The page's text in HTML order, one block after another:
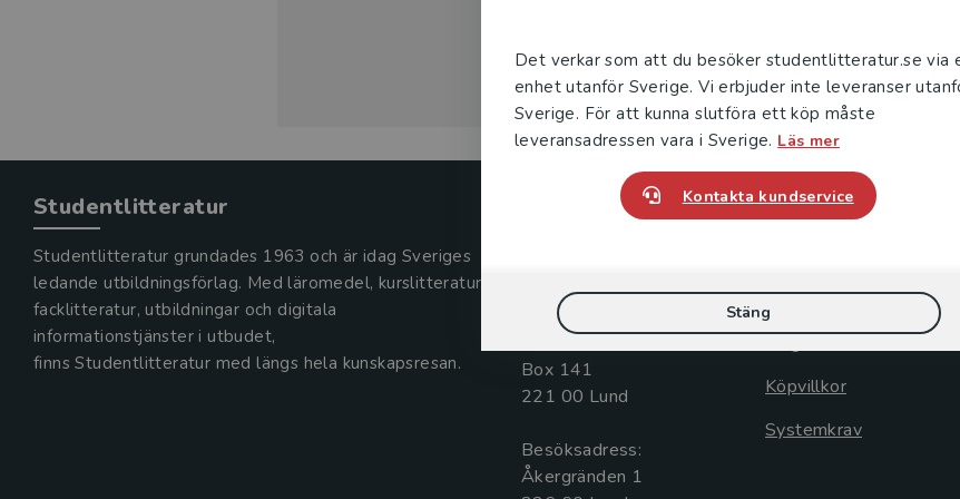
Det verkar som att du besöker studentlitteratur.se via
enhet utanför Sverige. Vi erbjuder inte leveranser
Sverige. För att kunna slutföra ett köp måste
leveransadressen vara i Sverige. Läs mer
Kontakta kundservice
Stäng
Broadcasting in Atlanta, Georgia, she now
provide professional development for
Studentlitteratur
Studentlitteratur grundades 1963 och är idag Sveriges
ledande utbildningsförlag. Med läromedel, kurslitteratur,
facklitteratur, utbildningar och digitala
informationstjänster i utbudet,
finns Studentlitteratur med längs hela kunskapsresan.
Kontakta oss
046-31 20 00
Box 141
221 00 Lund
Besöksadress:
Åkergränden 1
Kundservice
046-31 21 00
Köpvillkor
Systemkrav